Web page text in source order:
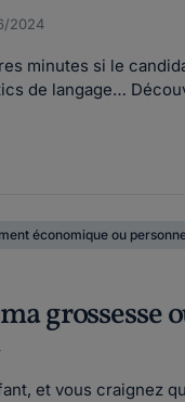
2024
minutes si le
de langage…
économique ou
grossesse
et vous craignez